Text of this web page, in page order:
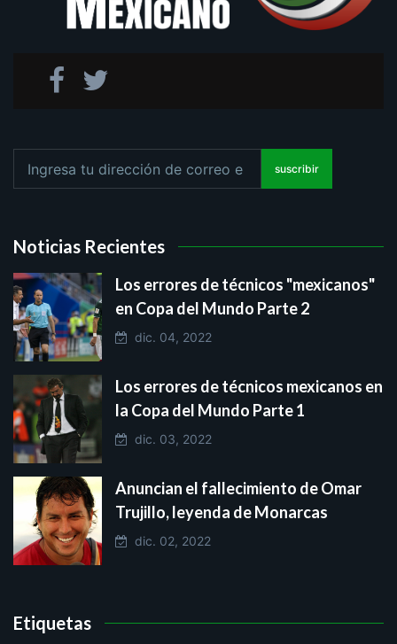
suscribir
Noticias Recientes
Los errores de técnicos "mexicanos"
en Copa del Mundo Parte 2
dic. 04, 2022
Los errores de técnicos mexicanos en
la Copa del Mundo Parte 1
dic. 03, 2022
Anuncian el fallecimiento de Omar
Trujillo, leyenda de Monarcas
dic. 02, 2022
Etiquetas